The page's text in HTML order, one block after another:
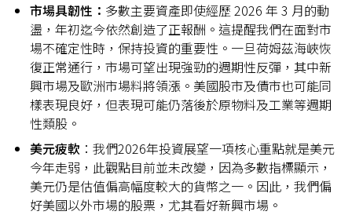
市場具韌性： 多數主要資產即使經歷 2026 年 3 月的動
盪，年初迄今依然創造了正報酬。這提醒我們在面對市
場不確定性時，保持投資的重要性。一旦荷姆茲海峽恢
復正常通行，市場可望出現強勁的週期性反彈，其中新
興市場及歐洲市場料將領漲。美國股市及債市也可能同
樣表現良好，但表現可能仍落後於原物料及工業等週期
性類股。
美元疲軟 ：我們2026年投資展望一項核心重點就是美元
今年走弱，此觀點目前並未改變，因為多數指標顯示，
美元仍是估值偏高幅度較大的貨幣之一。因此，我們偏
好美國以外市場的股票，尤其看好新興市場。